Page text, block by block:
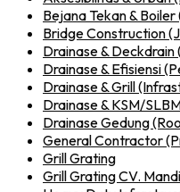
Bejana Tekan &
Bridge Construction
Drainase &
Drainase & Efisiensi
Drainase & Grill
Drainase & KSM/
Drainase Gedung
General Contractor
Grill Grating
Grill Grating CV.